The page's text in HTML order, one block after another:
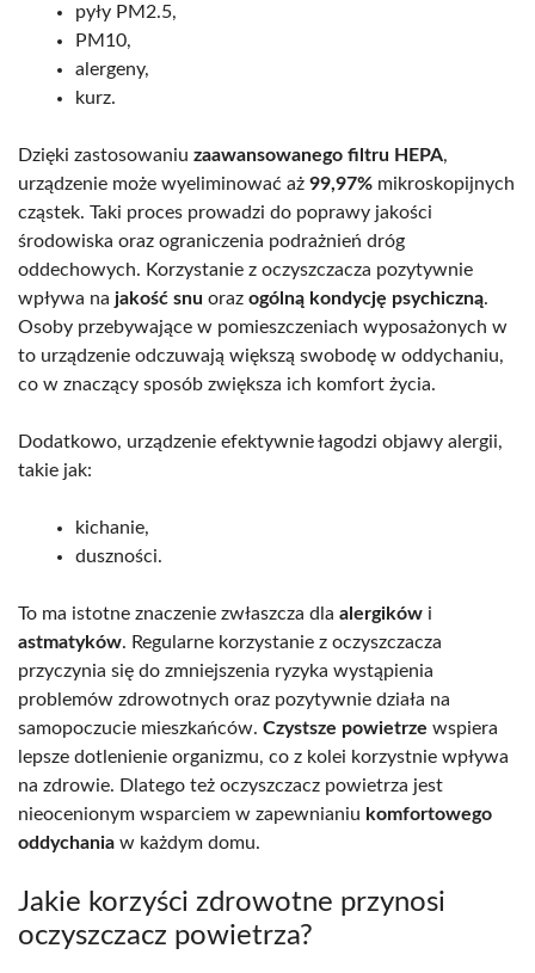
pyły PM2.5,
PM10,
alergeny,
kurz.
Dzięki zastosowaniu zaawansowanego filtru HEPA,
urządzenie może wyeliminować aż 99,97% mikroskopijnych
cząstek. Taki proces prowadzi do poprawy jakości
środowiska oraz ograniczenia podrażnień dróg
oddechowych. Korzystanie z oczyszczacza pozytywnie
wpływa na jakość snu oraz ogólną kondycję psychiczną.
Osoby przebywające w pomieszczeniach wyposażonych w
to urządzenie odczuwają większą swobodę w oddychaniu,
co w znaczący sposób zwiększa ich komfort życia.
Dodatkowo, urządzenie efektywnie łagodzi objawy alergii,
takie jak:
kichanie,
duszności.
To ma istotne znaczenie zwłaszcza dla alergików i
astmatyków. Regularne korzystanie z oczyszczacza
przyczynia się do zmniejszenia ryzyka wystąpienia
problemów zdrowotnych oraz pozytywnie działa na
samopoczucie mieszkańców. Czystsze powietrze wspiera
lepsze dotlenienie organizmu, co z kolei korzystnie wpływa
na zdrowie. Dlatego też oczyszczacz powietrza jest
nieocenionym wsparciem w zapewnianiu komfortowego
oddychania w każdym domu.
Jakie korzyści zdrowotne przynosi
oczyszczacz powietrza?